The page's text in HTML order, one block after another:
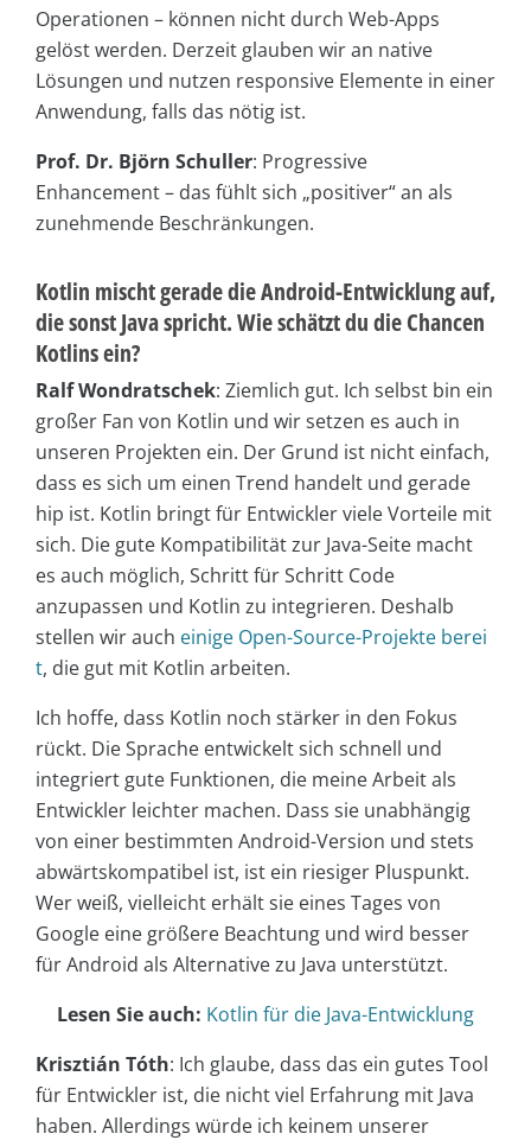
Operationen – können nicht durch Web-Apps
gelöst werden. Derzeit glauben wir an native
Lösungen und nutzen responsive Elemente in einer
Anwendung, falls das nötig ist.
Prof. Dr. Björn Schuller: Progressive
Enhancement – das fühlt sich „positiver“ an als
zunehmende Beschränkungen.
Kotlin mischt gerade die Android-Entwicklung auf,
die sonst Java spricht. Wie schätzt du die Chancen
Kotlins ein?
Ralf Wondratschek: Ziemlich gut. Ich selbst bin ein
großer Fan von Kotlin und wir setzen es auch in
unseren Projekten ein. Der Grund ist nicht einfach,
dass es sich um einen Trend handelt und gerade
hip ist. Kotlin bringt für Entwickler viele Vorteile mit
sich. Die gute Kompatibilität zur Java-Seite macht
es auch möglich, Schritt für Schritt Code
anzupassen und Kotlin zu integrieren. Deshalb
stellen wir auch einige Open-Source-Projekte berei
t, die gut mit Kotlin arbeiten.
Ich hoffe, dass Kotlin noch stärker in den Fokus
rückt. Die Sprache entwickelt sich schnell und
integriert gute Funktionen, die meine Arbeit als
Entwickler leichter machen. Dass sie unabhängig
von einer bestimmten Android-Version und stets
abwärtskompatibel ist, ist ein riesiger Pluspunkt.
Wer weiß, vielleicht erhält sie eines Tages von
Google eine größere Beachtung und wird besser
für Android als Alternative zu Java unterstützt.
Lesen Sie auch: Kotlin für die Java-Entwicklung
Krisztián Tóth: Ich glaube, dass das ein gutes Tool
für Entwickler ist, die nicht viel Erfahrung mit Java
haben. Allerdings würde ich keinem unserer